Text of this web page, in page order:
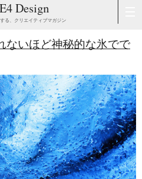
Design
る、クリエイティブマガジン
ないほど神秘的な氷でで